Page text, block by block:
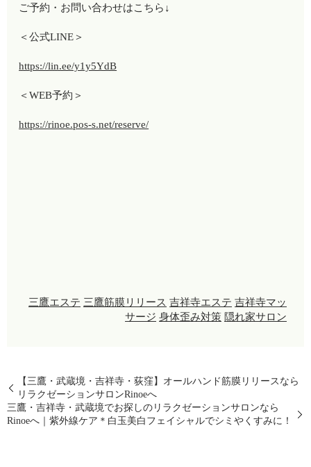
ご予約・お問い合わせはこちら↓
＜公式LINE＞
https://lin.ee/y1y5YdB
＜WEB予約＞
https://rinoe.pos-s.net/reserve/
三鷹エステ 三鷹筋膜リリース 吉祥寺エステ 吉祥寺マッ
サージ 身体歪み対策 隠れ家サロン
【三鷹・武蔵境・吉祥寺・荻窪】オールハンド筋膜リリースなら
リラクゼーションサロンRinoeへ
三鷹・吉祥寺・武蔵境でお探しのリラクゼーションサロンなら
Rinoeへ｜紫外線ケア＊白玉美白フェイシャルでシミやくすみに！